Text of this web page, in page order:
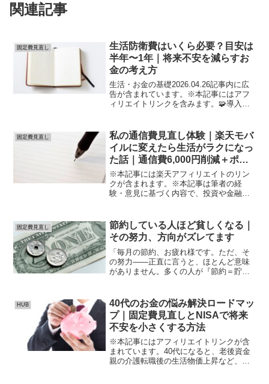
関連記事
固定費見直し
生活防衛費はいくら必要？目安は
半年〜1年｜将来不安を減らすお
金の考え方
生活・お金の基礎2026.04.26記事内に広
告が含まれています。※本記事にはアフ
ィリエイトリンクを含みます。🧩導入：
分からない」この不安の正体はシンプル
で👇👉 自分の...
固定費見直し
私の通信費見直し体験｜楽天モバ
イルに変えたら生活がラクになっ
た話｜通信費6,000円削減＋ポイ
ントも増えた
※本記事には楽天アフィリエイトのリン
クが含まれます。※本記事は筆者の経
験・意見に基づく内容で、投資や金融商
天経済圏サービス（楽天カード、楽天銀
行、楽天証券、楽天モバイル...
固定費見直し
節約している人ほど貧しくなる｜
その努力、方向がズレてます
「毎月の節約、お疲れ様です。ただ、そ
の努力——正直に言うと、ほとんど意味
がありません。多くの人が『節約＝貯金
努力している人ほど貧しくなる。この少
し残酷な構造を、分解して...
HUB
40代のお金の悩み解決ロードマッ
プ｜固定費見直しとNISAで将来
不安を小さくする方法
※本記事にはアフィリエイトリンクが含
まれています。40代になると、老後資金
親の介護転職後の生活物価上昇など、お